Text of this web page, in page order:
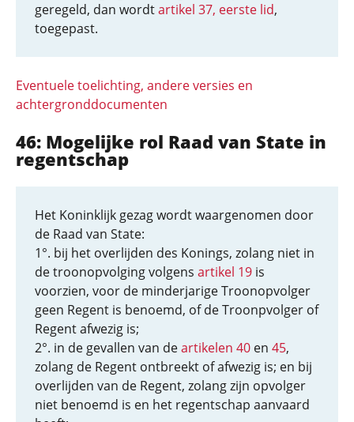
geregeld, dan wordtartikel 37, eerste lid,
toegepast.
Eventuele toelichting, andere versies en
achtergronddocumenten
46: Mogelijke rol Raad van State in
regentschap
Het Koninklijk gezag wordt waargenomen door
de Raad van State:
1°. bij het overlijden des Konings, zolang niet in
de troonopvolging volgens artikel 19 is
voorzien, voor de minderjarige Troonopvolger
geen Regent is benoemd, of de Troonpvolger of
Regent afwezig is;
2°. in de gevallen van deartikelen 40 en 45,
zolang de Regent ontbreekt of afwezig is; en bij
overlijden van de Regent, zolang zijn opvolger
niet benoemd is en het regentschap aanvaard